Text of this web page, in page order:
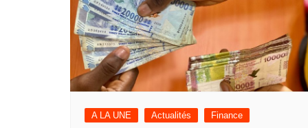
A LA UNE Actualités Finance